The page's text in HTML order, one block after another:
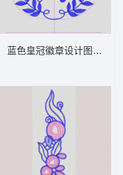
蓝色皇冠徽章设计图 字母